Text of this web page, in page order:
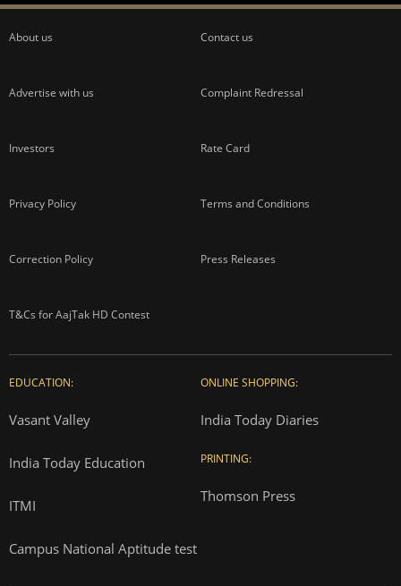
About us Contact us
Advertise with us Complaint Redressal
Investors Rate Card
Privacy Policy Terms and Conditions
Correction Policy Press Releases
T&Cs for AajTak HD Contest
EDUCATION:
Vasant Valley
India Today Education
ITMI
Campus National Aptitude test
ONLINE SHOPPING:
India Today Diaries
PRINTING:
Thomson Press